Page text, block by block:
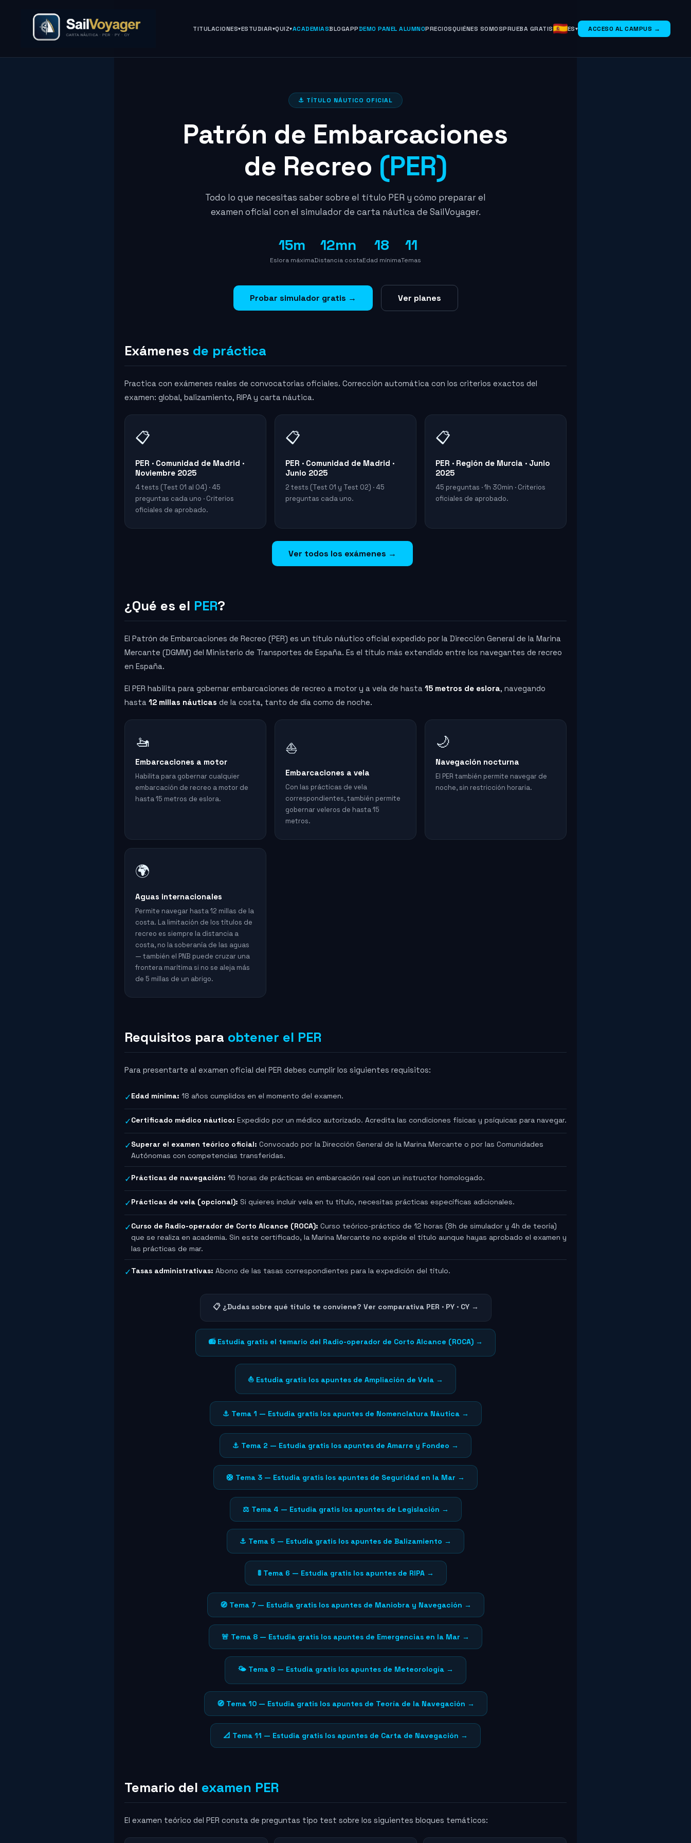
TITULACIONES ESTUDIAR QUIZ ACADEMIASBLOGAPPDEMO PANEL ALUMNOPRECIOSQUIÉNES SOMOSPRUEBA GRATIS ES ACCESO AL CAMPUS →
⚓ TÍTULO NÁUTICO OFICIAL
Patrón de Embarcaciones
de Recreo (PER)
Todo lo que necesitas saber sobre el título PER y cómo preparar el
examen oficial con el simulador de carta náutica de SailVoyager.
15m
Eslora máxima
12mn
Distancia costa
18
Edad mínima
11
Temas
Probar simulador gratis → Ver planes
Exámenes de práctica
Practica con exámenes reales de convocatorias oficiales. Corrección automática con los criterios exactos del
examen: global, balizamiento, RIPA y carta náutica.
📋
PER · Comunidad de Madrid ·
Noviembre 2025
4 tests (Test 01 al 04) · 45
preguntas cada uno · Criterios
oficiales de aprobado.
📋
PER · Comunidad de Madrid ·
Junio 2025
2 tests (Test 01 y Test 02) · 45
preguntas cada uno.
📋
PER · Región de Murcia · Junio
2025
45 preguntas · 1h 30min · Criterios
oficiales de aprobado.
Ver todos los exámenes →
¿Qué es el PER?
El Patrón de Embarcaciones de Recreo (PER) es un título náutico oficial expedido por la Dirección General de la Marina
Mercante (DGMM) del Ministerio de Transportes de España. Es el título más extendido entre los navegantes de recreo
en España.
El PER habilita para gobernar embarcaciones de recreo a motor y a vela de hasta 15 metros de eslora, navegando
hasta 12 millas náuticas de la costa, tanto de día como de noche.
🚤
Embarcaciones a motor
Habilita para gobernar cualquier
embarcación de recreo a motor de
hasta 15 metros de eslora.
⛵
Embarcaciones a vela
Con las prácticas de vela
correspondientes, también permite
gobernar veleros de hasta 15
metros.
🌙
Navegación nocturna
El PER también permite navegar de
noche, sin restricción horaria.
🌍
Aguas internacionales
Permite navegar hasta 12 millas de la
costa. La limitación de los títulos de
recreo es siempre la distancia a
costa, no la soberanía de las aguas
— también el PNB puede cruzar una
frontera marítima si no se aleja más
de 5 millas de un abrigo.
Requisitos para obtener el PER
Para presentarte al examen oficial del PER debes cumplir los siguientes requisitos:
✓Edad mínima: 18 años cumplidos en el momento del examen.
✓Certificado médico náutico: Expedido por un médico autorizado. Acredita las condiciones físicas y psíquicas para navegar.
✓Superar el examen teórico oficial: Convocado por la Dirección General de la Marina Mercante o por las Comunidades
Autónomas con competencias transferidas.
✓Prácticas de navegación: 16 horas de prácticas en embarcación real con un instructor homologado.
✓Prácticas de vela (opcional): Si quieres incluir vela en tu título, necesitas prácticas específicas adicionales.
✓Curso de Radio-operador de Corto Alcance (ROCA): Curso teórico-práctico de 12 horas (8h de simulador y 4h de teoría)
que se realiza en academia. Sin este certificado, la Marina Mercante no expide el título aunque hayas aprobado el examen y
las prácticas de mar.
✓Tasas administrativas: Abono de las tasas correspondientes para la expedición del título.
📋 ¿Dudas sobre qué título te conviene? Ver comparativa PER · PY · CY →
📻 Estudia gratis el temario del Radio-operador de Corto Alcance (ROCA) →
⛵ Estudia gratis los apuntes de Ampliación de Vela →
⚓ Tema 1 — Estudia gratis los apuntes de Nomenclatura Náutica →
⚓ Tema 2 — Estudia gratis los apuntes de Amarre y Fondeo →
🛟 Tema 3 — Estudia gratis los apuntes de Seguridad en la Mar →
⚖️ Tema 4 — Estudia gratis los apuntes de Legislación →
⚓ Tema 5 — Estudia gratis los apuntes de Balizamiento →
🚦 Tema 6 — Estudia gratis los apuntes de RIPA →
🧭 Tema 7 — Estudia gratis los apuntes de Maniobra y Navegación →
🚨 Tema 8 — Estudia gratis los apuntes de Emergencias en la Mar →
🌤️ Tema 9 — Estudia gratis los apuntes de Meteorología →
🧭 Tema 10 — Estudia gratis los apuntes de Teoría de la Navegación →
📐 Tema 11 — Estudia gratis los apuntes de Carta de Navegación →
Temario del examen PER
El examen teórico del PER consta de preguntas tipo test sobre los siguientes bloques temáticos: